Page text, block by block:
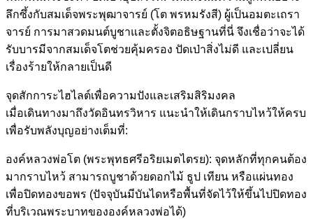
ลึกซึ้งกับสมเด็จพระพุฒาจารย์ (โต พรหมรังสี) ผู้เป็นอมตะเถรา
จารย์ การมาสวดมนต์บูชาและตั้งจิตอธิษฐานที่นี่ จึงเชื่อว่าจะได้
รับบารมีจากสมเด็จโตช่วยคุ้มครอง ปัดเป่าสิ่งไม่ดี และเปลี่ยน
เรื่องร้ายให้กลายเป็นดี
จุดสักการะไฮไลต์เพื่อความปังและเสริมสิริมงคล
เมื่อเดินทางมาถึงวัดอินทรวิหาร แนะนำให้เดินกราบไหว้ให้ครบ
เพื่อรับพลังบุญอย่างเต็มที่:
องค์หลวงพ่อโต (พระพุทธศรีอริยเมตไตรย): จุดหลักที่ทุกคนต้อง
มากราบไหว้ สามารถบูชาด้วยดอกไม้ ธูป เทียน หรือแผ่นทอง
เพื่อปิดทองขอพร (ปัจจุบันมีบันไดหรือพื้นที่จัดไว้ให้ขึ้นไปปิดทอง
ที่บริเวณพระบาทขององค์หลวงพ่อได้)